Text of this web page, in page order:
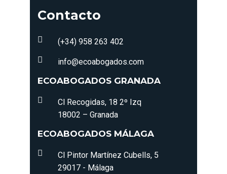
Contacto
(+34) 958 263 402
info@ecoabogados.com
ECOABOGADOS GRANADA
Cl Recogidas, 18 2º Izq
18002 – Granada
ECOABOGADOS MÁLAGA
Cl Pintor Martínez Cubells, 5
29017 - Málaga